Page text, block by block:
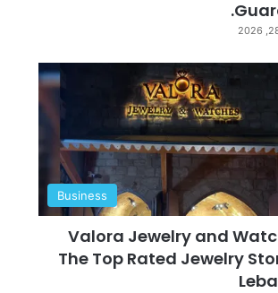
Business
Valora Jewelry and
The Top Rated Jewelry